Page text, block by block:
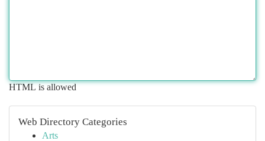
HTML is allowed
Web Directory Categories
Arts